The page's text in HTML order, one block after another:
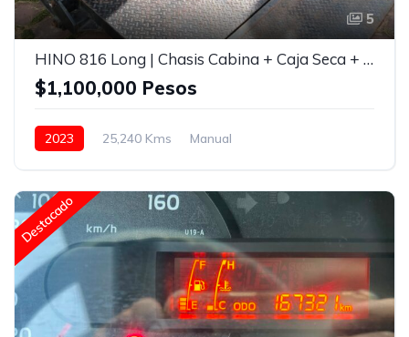
5
HINO 816 Long | Chasis Cabina + Caja Seca + Rampa Hidráulica | Modelo 2023
$1,100,000 Pesos
2023 25,240 Kms
Manual
Destacado